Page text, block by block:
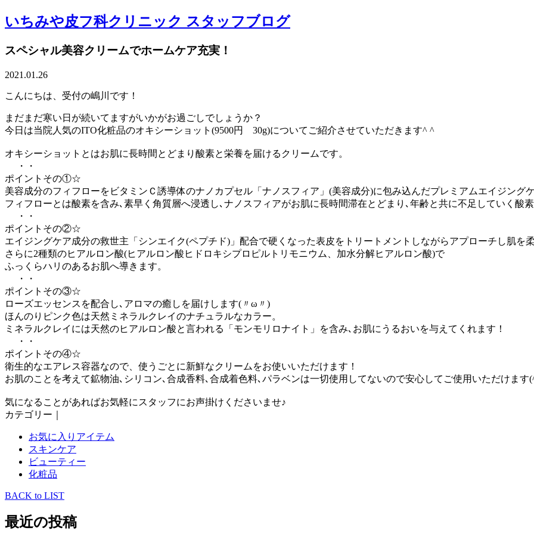
いちみや皮フ科クリニック スタッフブログ
スペシャル美容クリームでホームケア充実！
2021.01.26
こんにちは、受付の嶋川です！
まだまだ寒い日が続いてますがいかがお過ごしでしょうか？
今日は当院人気のITO化粧品のオキシーショット(9500円 30g)についてご紹介させていただきます^ ^
オキシーショットとはお肌に長時間とどまり酸素と栄養を届けるクリームです。
・・
ポイントその①☆
美容成分のフィフローをビタミンＣ誘導体のナノカプセル「ナノスフィア」(美容成分)に包み込んだプレミアムエイジング
・・
ポイントその②☆
エイジングケア成分の救世主「シンエイク(ペプチド)」配合で硬くなった表皮をトリートメントしながらアプローチし肌を
さらに2種類のヒアルロン酸(ヒアルロン酸ヒドロキシプロピルトリモニウム、加水分解ヒアルロン酸)で
ふっくらハリのあるお肌へ導きます。
・・
ポイントその③☆
ローズエッセンスを配合し､アロマの癒しを届けします(〃ω〃)
ほんのりピンク色は天然ミネラルクレイのナチュラルなカラー。
ミネラルクレイには天然のヒアルロン酸と言われる「モンモリロナイト」を含み､お肌にうるおいを与えてくれます！
・・
ポイントその④☆
衛生的なエアレス容器なので、使うごとに新鮮なクリームをお使いいただけます！
お肌のことを考えて鉱物油､シリコン､合成香料､合成着色料､パラベンは一切使用してないので安心してご使用いただけます
気になることがあればお気軽にスタッフにお声掛けくださいませ♪
カテゴリー｜
お気に入りアイテム
スキンケア
ビューティー
化粧品
BACK to LIST
最近の投稿